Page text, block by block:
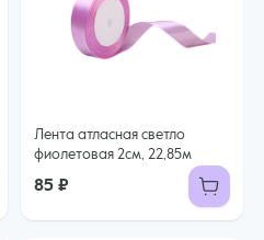
Лента атласная светло
фиолетовая 2см, 22,85м
85 ₽